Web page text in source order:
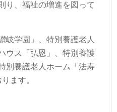
り、福祉の増進を図って
岐学園」、特別養護老人
ウス「弘恩」、特別養護
別養護老人ホーム「法寿
ます。